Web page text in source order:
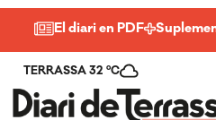
El diari en PDF
TERRASSA 32 ºC